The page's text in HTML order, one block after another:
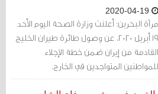
مرآة البحرين: أعلنت وزارة الصحة اليوم الأحد
19 أبريل 2020، عن وصول طائرة طيران الخليج
القادمة من إيران ضمن خطة الإجلاء
للمواطنين المتواجدين في الخارج.